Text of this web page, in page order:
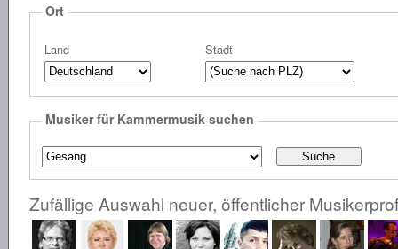
Ort
Land Stadt
Musiker für Kammermusik suchen
Zufällige Auswahl neuer, öffentlicher